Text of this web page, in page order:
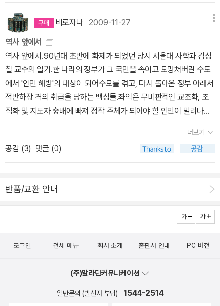
던지...조용기, 민비 특집 때는 아주 후끈했었다. 어마어마한 악플과
반격이 예상됐지만 이작가는 그런 걸 즐긴다. 오히려 기름을 더 붓는
성격이지 몸을 사리지 않는다. 기분 좋은 꼴통 기질이 있다. 가끔 인터
뷰 방송도 진행하는데, 김광수 연구소장과 구성애 씨가 기억에 남는
다. 특히 구성애 씨 방송 뒤 팟캐스트 아우성이 서버 다운된 건 유명한
일이다. 나도 바로 접속했는데 며칠 동안 다운 받기 힘들었다. 서버를
8배 증설하고도 감당이 안 돼서 아예 업체를 바꿨다고 한다. 지금은
잘 다운되고 있고, 현재 나는 아우성 24회를 듣고 있다(37회까지 있
V에서 진행하는 이작가의 결정적 순간은 영상으로 볼 수 있어 재밌
다. http://www.podbbang.com/ch/6362 김재규의 운명적 U
턴, YH무역 여공 사건 등이 기억에 남는다. 현재 37회까지 방송이 진
는 동영상이라서(오디오 방송도 다운 가능하지만 영상 있으니 동영상
는데, 이제 머리핀 만들 때 보지 않을까. ㅎㅎㅎ이박사와 세작의 역사
다. 시도도 좋고 소재도 흥미로운데, 재미가 없다..;;;; 그래도 다 볼 생
ng.com/ch/6492 이이제이는 역사 협동조합으로 새출발을 해서
에서 볼 때는 '피씨방'으로 위장되어 있다. 합정동에 나갈 일이 생기면
히 읽어보니, 해방기 역사학자 김성칠(당시 서울대 교수)의 수기 <역
사 앞에서>(1945년 12월부터 1951년 3~4월까지)의 원본이었다.
그리고 블로그는 그의 아들인 김기협 전 계명대 교수가 운영하는 곳
'페리스코프'(잠망경). 첫만남 포스팅은 김기협 교수가 그의 어머니와
나눈 대화를 담은 '어머니' 카테고리의 한 글이었다. (이 카테고리가 <
아흔 개의 봄>으로 묶여 출간된 듯하다.) 일제시대 <윤치호 일기>를
보며 일기의 사료적, 텍스트적 가치를 깨달았기에 <역사 앞에서>에
관심이 가지 않을 수 없었다. 게다가 그의 아들도 아버지의 뒤를 이어
재야 역사학자로서 꾸준하고도 돋보이는 활동을 이어오고 있다는 걸
확인하니 두 사람의 책을 구해 읽어보고 싶은 마음이 굴뚝같다.일단
서재에 그들의 책을 모아둔다. <역사 앞에서>의 존재를 확인하고 보
많지만 제외하고 저서만을 모아 둔다.
비로자나 2009-11-27
역사 앞에서
역사 앞에서.90년대 초반에 화제가 되었던 당시 서울대 사학과 김성
칠 교수의 일기.한 나라의 정부가 그 국민을 속이고 도망쳐버린 수도
에서 '인민 해방'의 대상이 되어수모를 겪고, 다시 돌아온 정부 아래서
적반하장 격의 취급을 당하는 백성들.좌익은 무비판적인 교조화, 조
직화 및 지도자 숭배에 빠져 정작 주체가 되어야 할 인민이 밀려나버
은 무능과 부정부패, 황금만능에 빠진데다 좌익의 전략 전술을 따와
서 그보다 한술 더 뜨는 모습을 보여주는 것이 작금의 정치공간과 별
반 차이가 없다 싶다.민주화 세력에 의한 정권교체기십년 동안 뒤에
하자마자 마치그람시의충실한 추종자라도 되어버린 듯, 정치 경제 사
아내고 자기 세력 심기에 광분하지 않았던가. 그 과정에서 벌어진 광
치들의 모습을 보는 것만 같았다.국격. 나라의 위신과 품위는 찾아볼
품 마냥 성골들에게는 되려 무소불위의 면허가 되어버린 듯, 조소와
희화화의 대상으로 추락해버렸다. (역시나 경상도 정권이라 그런
더보기
공감 (3) 댓글 (0)
반품/교환 안내
로그인 전체 메뉴 회사 소개 출판사 안내 PC 버전
(주)알라딘커뮤니케이션
일반문의 (발신자 부담) 1544-2514